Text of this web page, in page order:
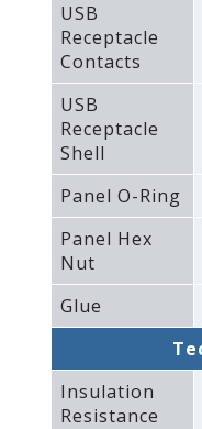
USB
Receptacle
Contacts
USB
Receptacle
Shell
Panel O-Ring
Panel Hex
Nut
Glue
Insulation
Resistance